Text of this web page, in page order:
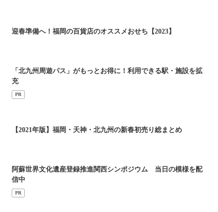
迎春準備へ！福岡の百貨店のオススメおせち【2023】
「北九州周遊パス」がもっとお得に！利用できる駅・施設を拡
充
PR
【2021年版】福岡・天神・北九州の新春初売り総まとめ
阿蘇世界文化遺産登録推進関西シンポジウム 当日の模様を配
信中
PR